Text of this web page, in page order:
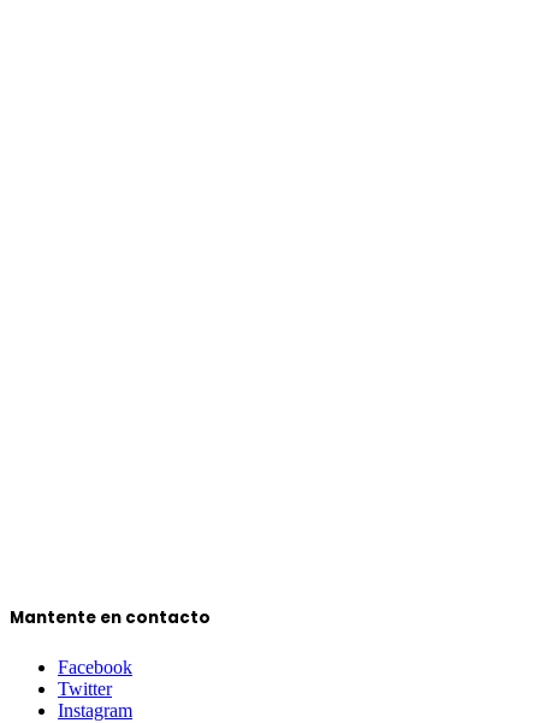
Mantente en contacto
Facebook
Twitter
Instagram